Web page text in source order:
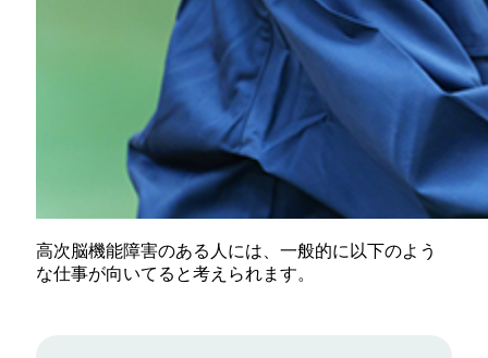
高次脳機能障害のある人には、一般的に以下のよう
な仕事が向いてると考えられます。